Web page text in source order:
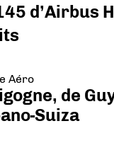
d’Airbus
Aéro
de
Suiza